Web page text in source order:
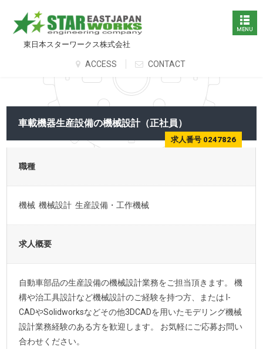
東日本スターワークス株式会社
ACCESS CONTACT
車載機器生産設備の機械設計（正社員）
求人番号 0247826
職種
機械 機械設計 生産設備・工作機械
求人概要
自動車部品の生産設備の機械設計業務をご担当頂きます。 機
構や治工具設計など機械設計のご経験を持つ方、または I-
CADやSolidworksなどその他3DCADを用いたモデリング機械
設計業務経験のある方を歓迎します。 お気軽にご応募お問い
合わせください。